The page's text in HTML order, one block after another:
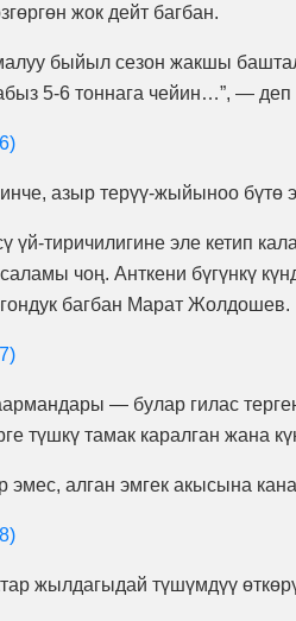
жок дейт багбан.
быйыл сезон жакшы
5-6 тоннага чейин…”, — деп
азыр терүү-жыйыноо бүтө
үй-тиричилигине эле кетип
чоң. Анткени бүгүнкү
багбан Марат Жолдошев.
— булар гилас
түшкү тамак каралган жана
эмес, алган эмгек акысына
жылдагыдай түшүмдүү